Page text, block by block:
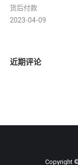
货后付款
2023-04-09
近期评论
Copyright